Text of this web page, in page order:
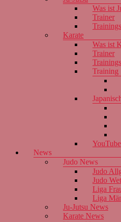
Was ist
Trainer
Karate
Was ist
Trainer
Training
YouTube
News
Judo News
Judo
Judo
Liga
Liga
Ju-Jutsu News
Karate News